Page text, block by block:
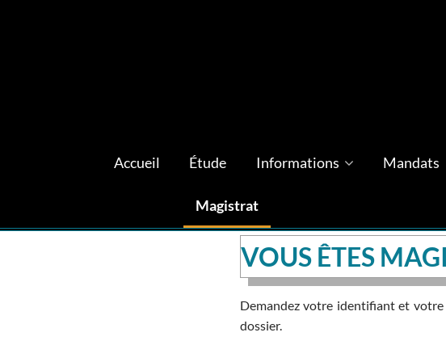
Accueil Étude Informations Mandats
Magistrat
VOUS ÊTES
Demandez votre identifiant et votre
dossier.